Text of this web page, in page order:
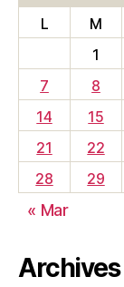
L
M
1
7
8
14
15
21
22
28
29
« Mar
Archives